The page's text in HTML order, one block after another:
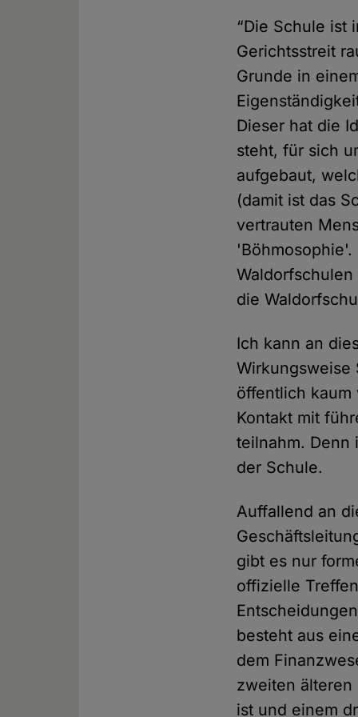
“Die Schule ist
Gerichtsstreit
Grunde in
Dieser hat die
steht, für sich
aufgebaut,
(damit ist das
vertrauten
die
Ich kann an
Wirkungsweise
öffentlich kaum
Kontakt mit
teilnahm. Denn
der Schule.
Auffallend an
gibt es nur
offizielle
besteht aus
dem
zweiten älteren
ist und einem